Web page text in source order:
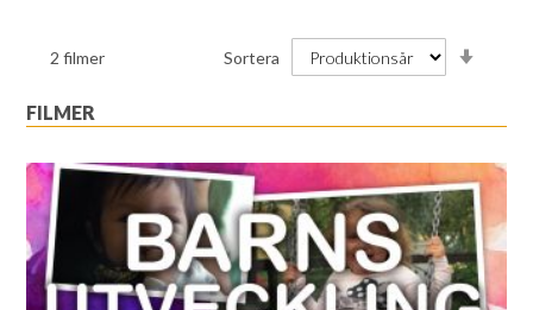
2 filmer Sortera
FILMER